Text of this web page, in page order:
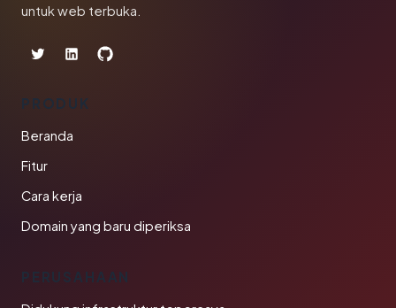
untuk web terbuka.
PRODUK
Beranda
Fitur
Cara kerja
Domain yang baru diperiksa
PERUSAHAAN